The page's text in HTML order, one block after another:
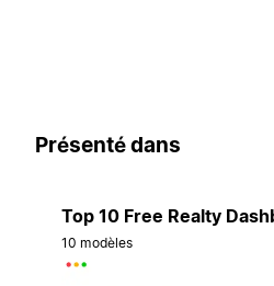
Présenté dans
Top 10 Free Realty
10 modèles